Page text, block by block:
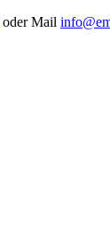
oder Mail